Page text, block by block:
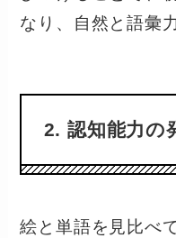
なり、自然と語彙
2. 認知能力の
絵と単語を見比べ